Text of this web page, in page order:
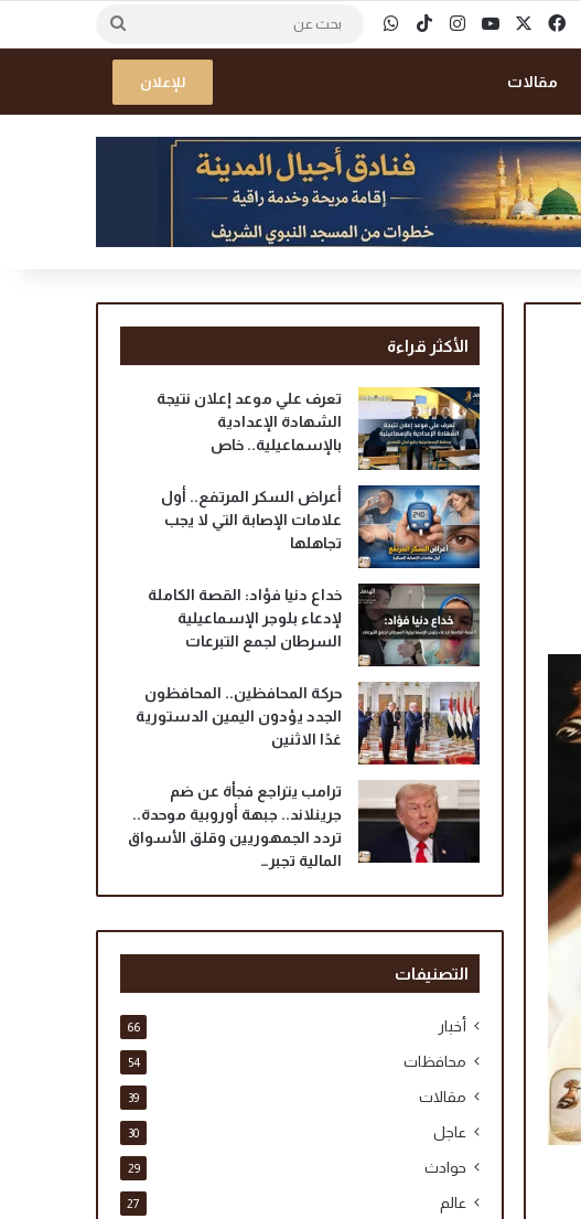
فيسبوك ‫YouTubeانستقرام‫TikTokواتساب
مقالات للإعلان
الأكثر قراءة
تعرف علي موعد إعلان نتيجة
الشهادة الإعدادية
بالإسماعيلية.. خاص
أعراض السكر المرتفع.. أول
علامات الإصابة التي لا يجب
تجاهلها
خداع دنيا فؤاد: القصة الكاملة
لإدعاء بلوجر الإسماعيلية
السرطان لجمع التبرعات
حركة المحافظين.. المحافظون
الجدد يؤدون اليمين الدستورية
غدًا الاثنين
ترامب يتراجع فجأة عن ضم
جرينلاند.. جبهة أوروبية موحدة..
تردد الجمهوريين وقلق الأسواق
المالية تجبر…
التصنيفات
أخبار 66
محافظات 54
مقالات 39
عاجل 30
حوادث 29
عالم 27